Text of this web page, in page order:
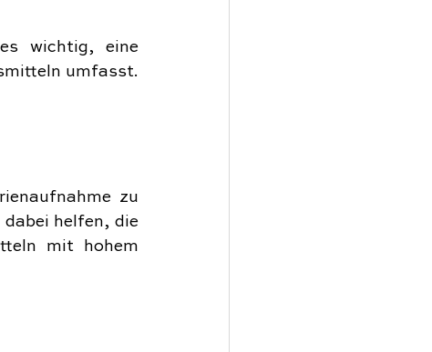
wichtig, eine
umfasst.
zu
dabei helfen, die
mit hohem